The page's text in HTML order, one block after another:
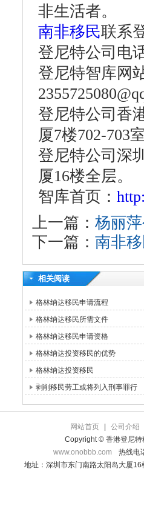
非生活者。
南非移民联系
登尼特公司电
登尼特智库网
登尼特公司香
厦7楼702-703
登尼特公司深
厦16楼全层。
智库首页：
上一篇： 杨丽
下一篇： 南非
相关阅读
格林纳达移民申请流程
格林纳达移民所需文件
格林纳达移民申请资格
格林纳达投资移民的优势
格林纳达投资移民
剥削移民劳工或将列入刑事罪行
网站首页
公司介绍
Copyright © 香港登尼特
www.onobbb.com
热线电
地址：深圳市东门南路太阳岛大厦